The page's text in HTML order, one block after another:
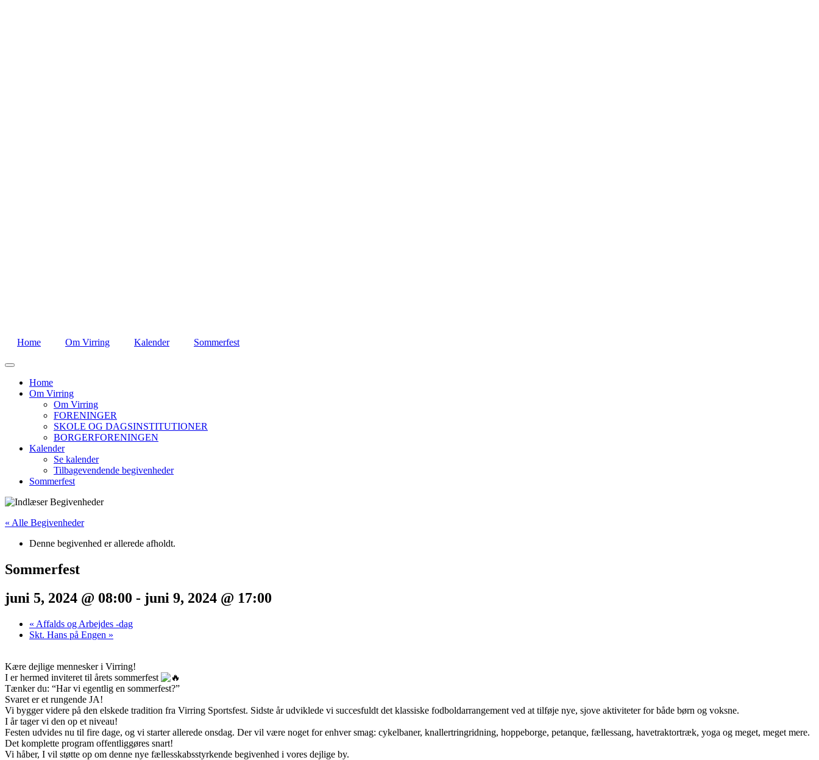
Home Om Virring Kalender Sommerfest
Home
Om Virring
Om Virring
FORENINGER
SKOLE OG DAGSINSTITUTIONER
BORGERFORENINGEN
Kalender
Se kalender
Tilbagevendende begivenheder
Sommerfest
« Alle Begivenheder
Denne begivenhed er allerede afholdt.
Sommerfest
juni 5, 2024 @ 08:00 - juni 9, 2024 @ 17:00
« Affalds og Arbejdes -dag
Skt. Hans på Engen »
Kære dejlige mennesker i Virring!
I er hermed inviteret til årets sommerfest
Tænker du: “Har vi egentlig en sommerfest?”
Svaret er et rungende JA!
Vi bygger videre på den elskede tradition fra Virring Sportsfest. Sidste år udviklede vi succesfuldt det klassiske fodboldarrangement ved at tilføje nye, sjove aktiviteter for både børn og voksne.
I år tager vi den op et niveau!
Festen udvides nu til fire dage, og vi starter allerede onsdag. Der vil være noget for enhver smag: cykelbaner, knallertringridning, hoppeborge, petanque, fællessang, havetraktortræk, yoga og meget, meget mere.
Det komplette program offentliggøres snart!
Vi håber, I vil støtte op om denne nye fællesskabsstyrkende begivenhed i vores dejlige by.